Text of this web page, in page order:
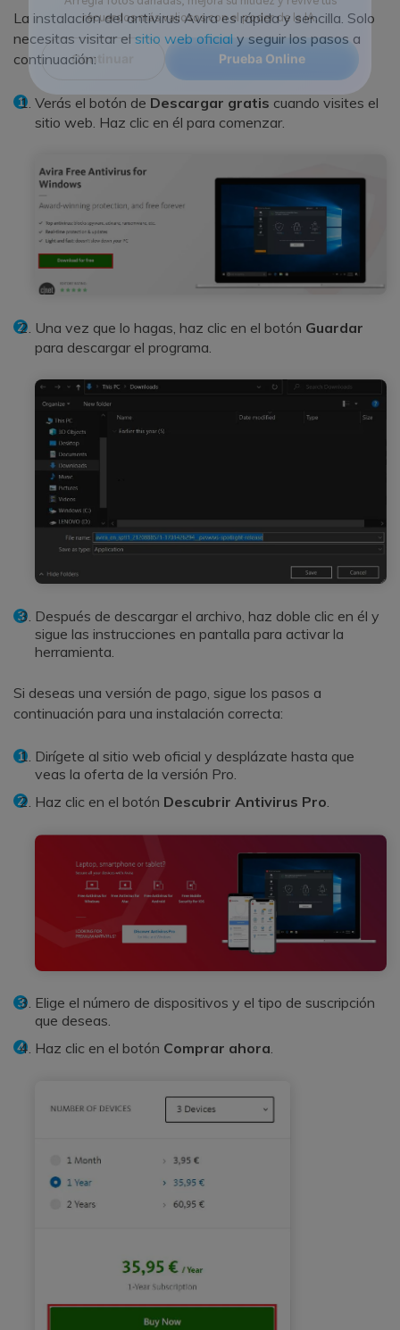
Reparador de Fotos con IA
Arregla fotos dañadas, mejora su nitidez y revive tus
recuerdos más valiosos con el poder de la IA.
Continuar Prueba Online
La instalación del antivirus Avira es rápida y sencilla. Solo
necesitas visitar el sitio web oficialy seguir los pasos a
continuación:
Verás el botón de Descargar gratis cuando visites el
sitio web. Haz clic en él para comenzar.
Una vez que lo hagas, haz clic en el botón Guardar
para descargar el programa.
Después de descargar el archivo, haz doble clic en él y
sigue las instrucciones en pantalla para activar la
herramienta.
Si deseas una versión de pago, sigue los pasos a
continuación para una instalación correcta:
Dirígete al sitio web oficial y desplázate hasta que
veas la oferta de la versión Pro.
Haz clic en el botón Descubrir Antivirus Pro
Elige el número de dispositivos y el tipo de suscripción
que deseas.
Haz clic en el botón Comprar ahora